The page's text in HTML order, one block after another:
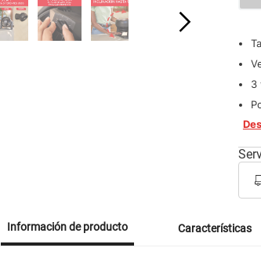
3
Información de producto Características